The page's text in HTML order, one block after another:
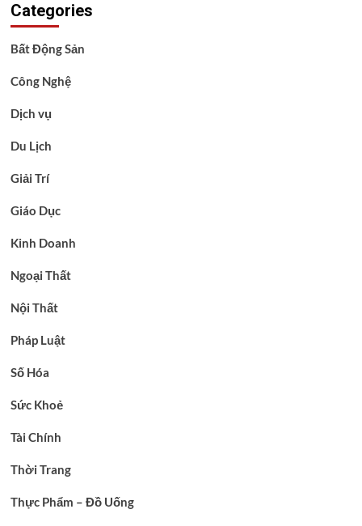
Categories
Bất Động Sản
Công Nghệ
Dịch vụ
Du Lịch
Giải Trí
Giáo Dục
Kinh Doanh
Ngoại Thất
Nội Thất
Pháp Luật
Số Hóa
Sức Khoẻ
Tài Chính
Thời Trang
Thực Phẩm – Đồ Uống